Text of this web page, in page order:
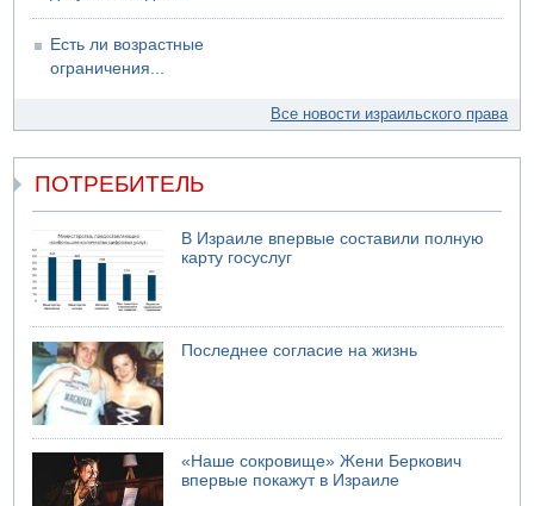
Есть ли возрастные
ограничения...
Все новости израильского права
ПОТРЕБИТЕЛЬ
В Израиле впервые составили полную
карту госуслуг
Последнее согласие на жизнь
«Наше сокровище» Жени Беркович
впервые покажут в Израиле